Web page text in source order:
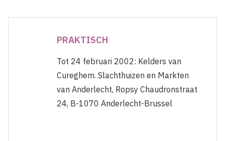
PRAKTISCH
Tot 24 februari 2002: Kelders van
Cureghem. Slachthuizen en Markten
van Anderlecht, Ropsy Chaudronstraat
24, B-1070 Anderlecht-Brussel​